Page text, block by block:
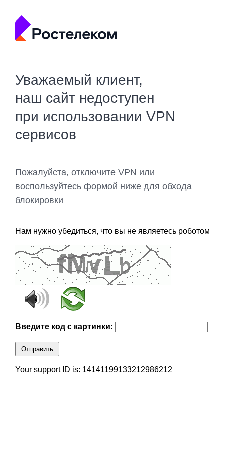
Уважаемый клиент,
наш сайт недоступен
при использовании VPN
сервисов
Пожалуйста, отключите VPN или
воспользуйтесь формой ниже для обхода
блокировки
Нам нужно убедиться, что вы не являетесь роботом
Введите код с картинки:
Отправить
Your support ID is: 14141199133212986212